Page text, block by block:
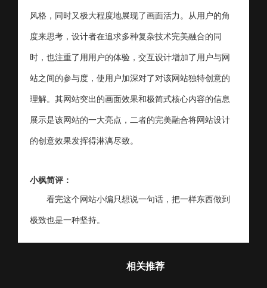
风格，同时又极大程度地展现了画面活力。从用户的角
度来思考，设计者在追求多种复杂技术完美融合的同
时，也注重了用用户的体验，交互设计增加了用户与网
站之间的参与度，使用户加深对了对该网站独特创意的
理解。其网站突出的画面效果和极简式核心内容的信息
展示是该网站的一大亮点，二者的完美融合将网站设计
的创意效果发挥得淋漓尽致。
小枫简评：
看完这个网站小编只想说一句话，把一样东西做到
极致也是一种坚持。
相关推荐